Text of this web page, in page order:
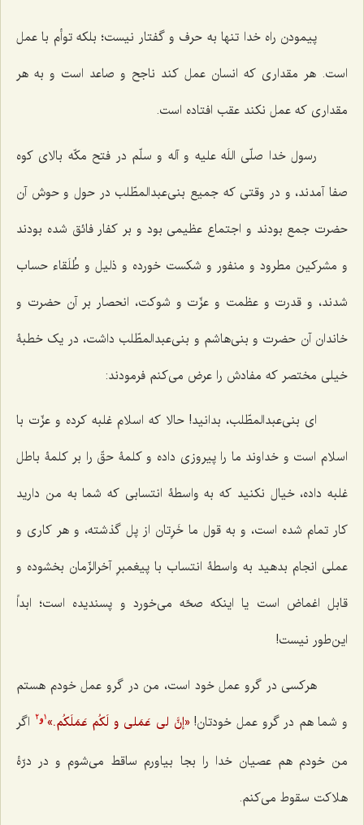
پیمودن راه خدا تنها به حرف و گفتار نیست؛ بلکه توأم با عمل
است. هر مقداری که انسان عمل کند ناجح و صاعد است و به هر
مقداری که عمل نکند عقب افتاده است.
رسول خدا صلّی اللَه علیه و آله و سلّم در فتح مکّه بالای کوه
صفا آمدند، و در وقتی که جمیع بنی‌عبدالمطّلب در حول و حوش آن
حضرت جمع بودند و اجتماع عظیمی بود و بر کفار فائق شده بودند
و مشرکین مطرود و منفور و شکست خورده و ذلیل و طُلَقاء حساب
شدند، و قدرت و عظمت و عزّت و شوکت، انحصار بر آن حضرت و
خاندان آن حضرت و بنی‌هاشم و بنی‌عبدالمطّلب داشت، در یک خطبۀ
خیلی مختصر که مفادش را عرض می‌کنم فرمودند:
ای بنی‌عبدالمطّلب، بدانید! حالا که اسلام غلبه کرده و عزّت با
اسلام است و خداوند ما را پیروزی داده و کلمۀ حقّ را بر کلمۀ باطل
غلبه داده، خیال نکنید که به واسطۀ انتسابی که شما به من دارید
کار تمام شده است، و به قول ما خَرِتان از پل گذشته، و هر کاری و
عملی انجام بدهید به واسطۀ انتساب با پیغمبرِآخرالزّمان بخشوده و
قابل اغماض است یا اینکه صحّه می‌خورد و پسندیده است؛ ابداً
این‌طور نیست!
هرکسی در گرو عمل خود است، من در گرو عمل خودم هستم
و شما هم در گرو عمل خودتان!«إنَّ لی عَمَلی و لَکُم عَمَلَکُم.»1و2
اگر
من خودم هم عصیان خدا را بجا بیاورم ساقط می‌شوم و در درّۀ
هلاکت سقوط می‌کنم.